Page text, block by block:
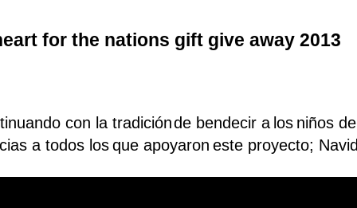
for the nations gift give away 2013
con la tradiciónde bendecir a los niños
a todos losque apoyaron este proyecto;